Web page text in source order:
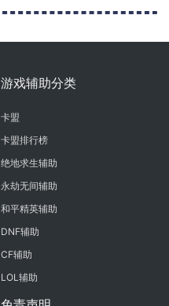
游戏辅助分类
卡盟
卡盟排行榜
绝地求生辅助
永劫无间辅助
和平精英辅助
DNF辅助
CF辅助
LOL辅助